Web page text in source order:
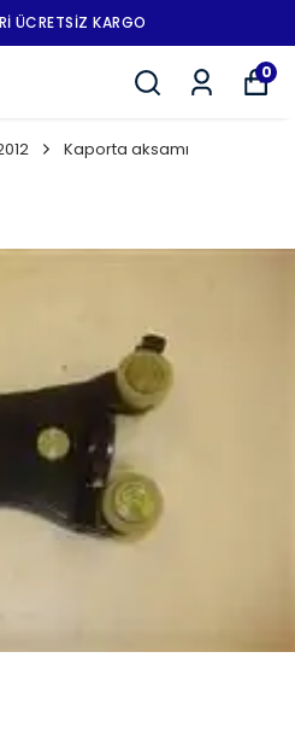
ÜCRETSIZ KARGO
0
Kaporta aksamı